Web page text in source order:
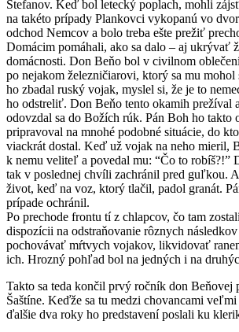
Štefanov. Keď bol letecký poplach, mohli
na takéto prípady Plankovci vykopanú vo
odchod Nemcov a bolo treba ešte prežiť
Domácim pomáhali, ako sa dalo – aj ukrývať
domácnosti. Don Beňo bol v civilnom
po nejakom železničiarovi, ktorý sa mu
ho zbadal ruský vojak, myslel si, že je to
ho odstreliť. Don Beňo tento okamih prežíval
odovzdal sa do Božích rúk. Pán Boh ho takto
pripravoval na mnohé podobné situácie, do
viackrát dostal. Keď už vojak na neho mieril,
k nemu veliteľ a povedal mu: “Čo to robíš?!”
tak v poslednej chvíli zachránil pred guľkou.
život, keď na voz, ktorý tlačil, padol granát.
prípade ochránil.
Po prechode frontu tí z chlapcov, čo tam
dispozícii na odstraňovanie rôznych
pochovávať mŕtvych vojakov, likvidovať
ich. Hrozný pohľad bol na jedných i na
Takto sa teda končil prvý ročník don Beňovej
Šaštíne. Keďže sa tu medzi chovancami
ďalšie dva roky ho predstavení poslali ku